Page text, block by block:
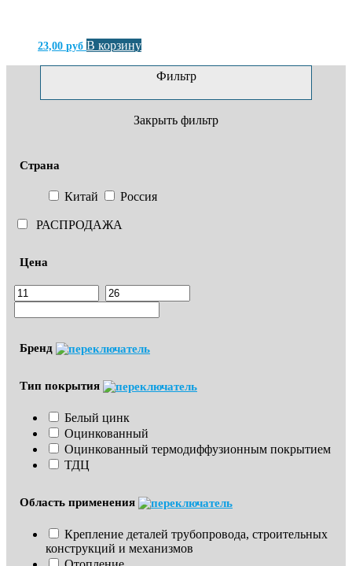
23,00 руб В корзину
Фильтр
Закрыть фильтр
Страна
Китай Россия
РАСПРОДАЖА
Цена
Бренд
Тип покрытия
Белый цинк
Оцинкованный
Оцинкованный термодиффузионным покрытием
ТДЦ
Область применения
Крепление деталей трубопровода, строительных
конструкций и механизмов